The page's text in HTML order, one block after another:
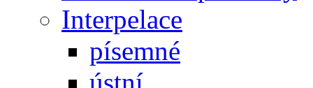
Interpelace
písemné
ústní